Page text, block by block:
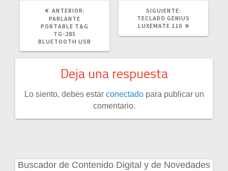
ANTERIOR:
PARLANTE
PORTABLE T&G
TG-285
BLUETOOTH USB
SIGUIENTE:
POST:
TECLADO GENIUS
LUXEMATE 110
Deja una respuesta
Lo siento, debes estar conectadopara publicar un
comentario.
Buscador de Contenido Digital y de Novedades